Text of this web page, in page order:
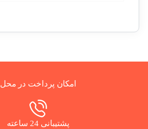
امکان پرداخت در محل
پشتیبانی 24 ساعته